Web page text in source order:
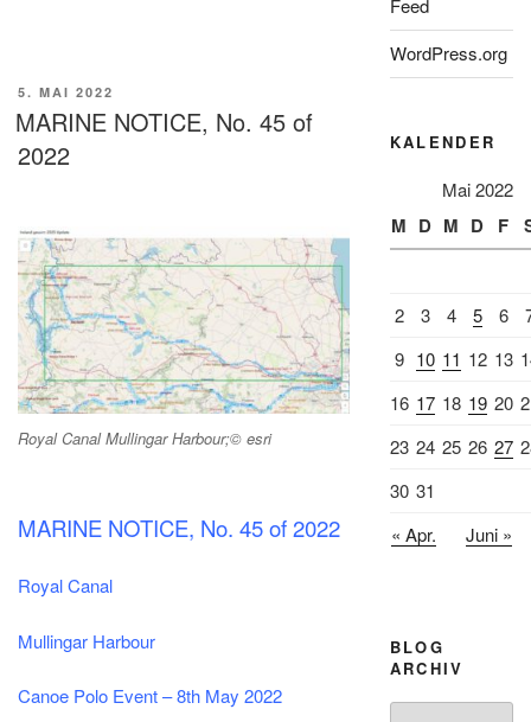
VERÖFFENTLICHT
AM
5. MAI 2022
MARINE NOTICE, No. 45 of
2022
Royal Canal Mullingar Harbour;© esri
MARINE NOTICE, No. 45 of 2022
Royal Canal
Mullingar Harbour
Canoe Polo Event – 8th May 2022
Feed
WordPress.org
KALENDER
Mai 2022
M D M D F
2 3 4 5 6
9 10 11 12 13
16 17 18 19 20
23 24 25 26 27
30 31
« Apr.
Juni »
BLOG
ARCHIV